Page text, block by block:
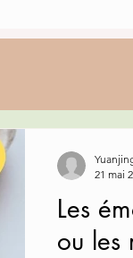
Les
ou les
21 mai